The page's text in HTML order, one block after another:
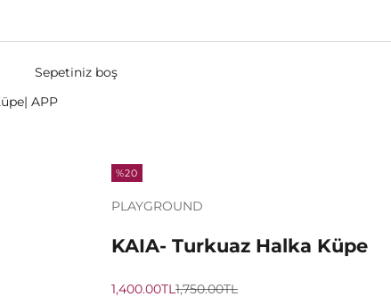
Sepetiniz boş
APP
%20
PLAYGROUND
KAIA- Turkuaz Halka Küpe
İndirimli fiyat
1,400.00TLNormal fiyat
1,750.00TL